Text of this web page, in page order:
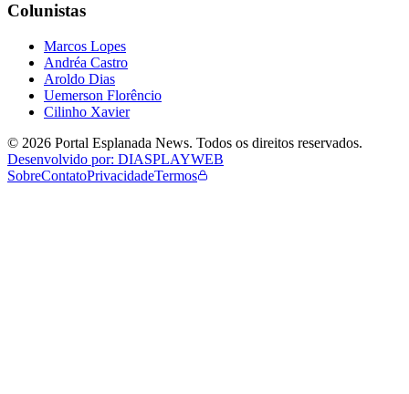
Colunistas
Marcos Lopes
Andréa Castro
Aroldo Dias
Uemerson Florêncio
Cilinho Xavier
© 2026 Portal Esplanada News. Todos os direitos reservados.
Desenvolvido por: DIASPLAYWEB
SobreContatoPrivacidadeTermos